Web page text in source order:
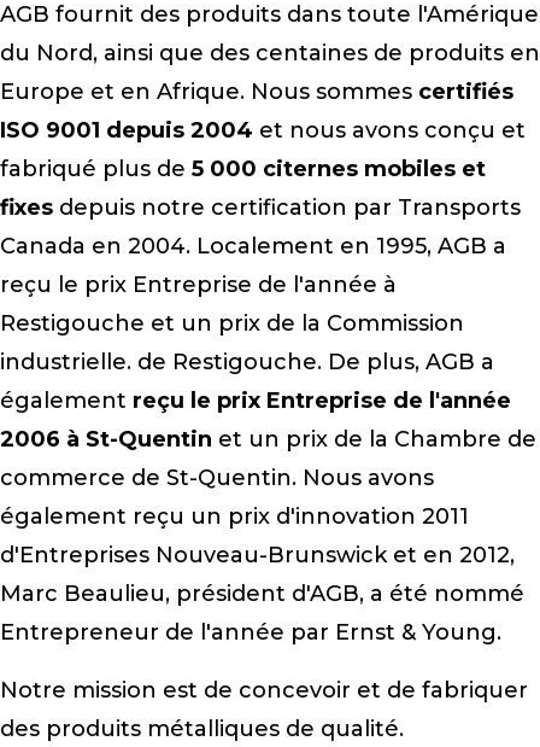
AGB fournit des produits dans toute l'Amérique
du Nord, ainsi que des centaines de produits en
Europe et en Afrique. Nous sommes certifiés
ISO 9001 depuis 2004 et nous avons conçu et
fabriqué plus de 5 000 citernes mobiles et
fixes depuis notre certification par Transports
Canada en 2004. Localement en 1995, AGB a
reçu le prix Entreprise de l'année à
Restigouche et un prix de la Commission
industrielle. de Restigouche. De plus, AGB a
également reçu le prix Entreprise de l'année
2006 à St-Quentin et un prix de la Chambre de
commerce de St-Quentin. Nous avons
également reçu un prix d'innovation 2011
d'Entreprises Nouveau-Brunswick et en 2012,
Marc Beaulieu, président d'AGB, a été nommé
Entrepreneur de l'année par Ernst & Young.
Notre mission est de concevoir et de fabriquer
des produits métalliques de qualité.